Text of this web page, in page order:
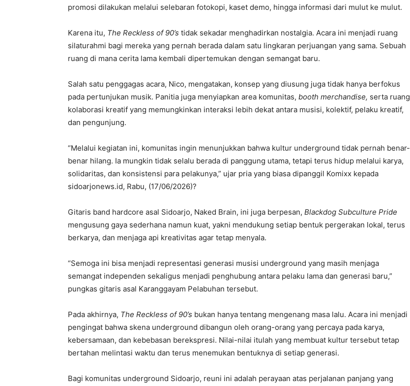
promosi dilakukan melalui selebaran fotokopi, kaset demo, hingga informasi dari mulut ke mulut.
Karena itu, The Reckless of 90’s tidak sekadar menghadirkan nostalgia. Acara ini menjadi ruang
silaturahmi bagi mereka yang pernah berada dalam satu lingkaran perjuangan yang sama. Sebuah
ruang di mana cerita lama kembali dipertemukan dengan semangat baru.
Salah satu penggagas acara, Nico, mengatakan, konsep yang diusung juga tidak hanya berfokus
pada pertunjukan musik. Panitia juga menyiapkan area komunitas, booth merchandise, serta ruang
kolaborasi kreatif yang memungkinkan interaksi lebih dekat antara musisi, kolektif, pelaku kreatif,
dan pengunjung.
“Melalui kegiatan ini, komunitas ingin menunjukkan bahwa kultur underground tidak pernah benar-
benar hilang. Ia mungkin tidak selalu berada di panggung utama, tetapi terus hidup melalui karya,
solidaritas, dan konsistensi para pelakunya,” ujar pria yang biasa dipanggil Komixx kepada
sidoarjonews.id, Rabu, (17/06/2026)?
Gitaris band hardcore asal Sidoarjo, Naked Brain, ini juga berpesan, Blackdog Subculture Pride
mengusung gaya sederhana namun kuat, yakni mendukung setiap bentuk pergerakan lokal, terus
berkarya, dan menjaga api kreativitas agar tetap menyala.
“Semoga ini bisa menjadi representasi generasi musisi underground yang masih menjaga
semangat independen sekaligus menjadi penghubung antara pelaku lama dan generasi baru,”
pungkas gitaris asal Karanggayam Pelabuhan tersebut.
Pada akhirnya, The Reckless of 90’s bukan hanya tentang mengenang masa lalu. Acara ini menjadi
pengingat bahwa skena underground dibangun oleh orang-orang yang percaya pada karya,
kebersamaan, dan kebebasan berekspresi. Nilai-nilai itulah yang membuat kultur tersebut tetap
bertahan melintasi waktu dan terus menemukan bentuknya di setiap generasi.
Bagi komunitas underground Sidoarjo, reuni ini adalah perayaan atas perjalanan panjang yang